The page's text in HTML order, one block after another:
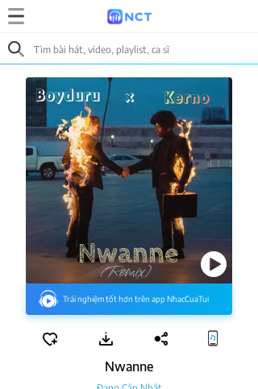
Trải nghiệm tốt hơn trên app NhacCuaTui
Nwanne